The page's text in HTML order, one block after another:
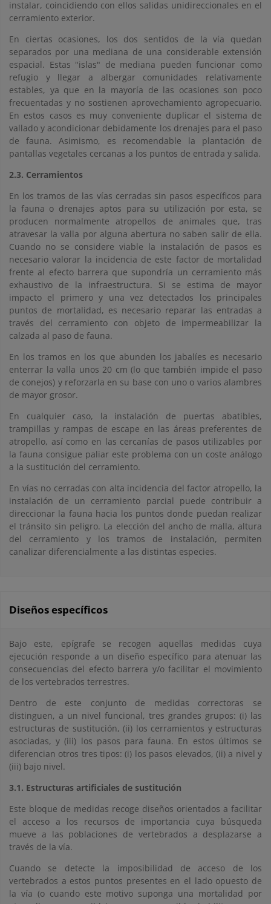
instalar, coincidiendo con ellos salidas unidireccionales en el
cerramiento exterior.
En ciertas ocasiones, los dos sentidos de la vía quedan
separados por una mediana de una considerable extensión
espacial. Estas "islas" de mediana pueden funcionar como
refugio y llegar a albergar comunidades relativamente
estables, ya que en la mayoría de las ocasiones son poco
frecuentadas y no sostienen aprovechamiento agropecuario.
En estos casos es muy conveniente duplicar el sistema de
vallado y acondicionar debidamente los drenajes para el paso
de fauna. Asimismo, es recomendable la plantación de
pantallas vegetales cercanas a los puntos de entrada y salida.
2.3. Cerramientos
En los tramos de las vías cerradas sin pasos específicos para
la fauna o drenajes aptos para su utilización por esta, se
producen normalmente atropellos de animales que, tras
atravesar la valla por alguna abertura no saben salir de ella.
Cuando no se considere viable la instalación de pasos es
necesario valorar la incidencia de este factor de mortalidad
frente al efecto barrera que supondría un cerramiento más
exhaustivo de la infraestructura. Si se estima de mayor
impacto el primero y una vez detectados los principales
puntos de mortalidad, es necesario reparar las entradas a
través del cerramiento con objeto de impermeabilizar la
calzada al paso de fauna.
En los tramos en los que abunden los jabalíes es necesario
enterrar la valla unos 20 cm (lo que también impide el paso
de conejos) y reforzarla en su base con uno o varios alambres
de mayor grosor.
En cualquier caso, la instalación de puertas abatibles,
trampillas y rampas de escape en las áreas preferentes de
atropello, así como en las cercanías de pasos utilizables por
la fauna consigue paliar este problema con un coste análogo
a la sustitución del cerramiento.
En vías no cerradas con alta incidencia del factor atropello, la
instalación de un cerramiento parcial puede contribuir a
direccionar la fauna hacia los puntos donde puedan realizar
el tránsito sin peligro. La elección del ancho de malla, altura
del cerramiento y los tramos de instalación, permiten
canalizar diferencialmente a las distintas especies.
Diseños específicos
Bajo este, epígrafe se recogen aquellas medidas cuya
ejecución responde a un diseño específico para atenuar las
consecuencias del efecto barrera y/o facilitar el movimiento
de los vertebrados terrestres.
Dentro de este conjunto de medidas correctoras se
distinguen, a un nivel funcional, tres grandes grupos: (i) las
estructuras de sustitución, (ii) los cerramientos y estructuras
asociadas, y (iii) los pasos para fauna. En estos últimos se
diferencian otros tres tipos: (i) los pasos elevados, (ii) a nivel y
(iii) bajo nivel.
3.1. Estructuras artificiales de sustitución
Este bloque de medidas recoge diseños orientados a facilitar
el acceso a los recursos de importancia cuya búsqueda
mueve a las poblaciones de vertebrados a desplazarse a
través de la vía.
Cuando se detecte la imposibilidad de acceso de los
vertebrados a estos puntos presentes en el lado opuesto de
la vía (o cuando este motivo suponga una mortalidad por